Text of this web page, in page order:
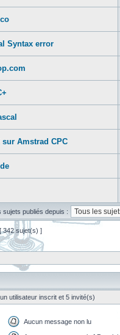
Syntax error
Amstrad CPC
sujets publiés depuis :
342 sujet(s) ]
utilisateur inscrit et 5 invité(s)
Aucun message non lu